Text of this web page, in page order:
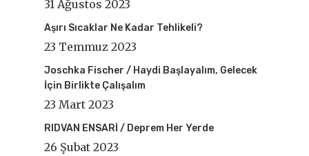
31 Ağustos 2023
Aşırı Sıcaklar Ne Kadar Tehlikeli?
23 Temmuz 2023
Joschka Fischer / Haydi Başlayalım, Gelecek
İçin Birlikte Çalışalım
23 Mart 2023
RIDVAN ENSARİ / Deprem Her Yerde
26 Şubat 2023